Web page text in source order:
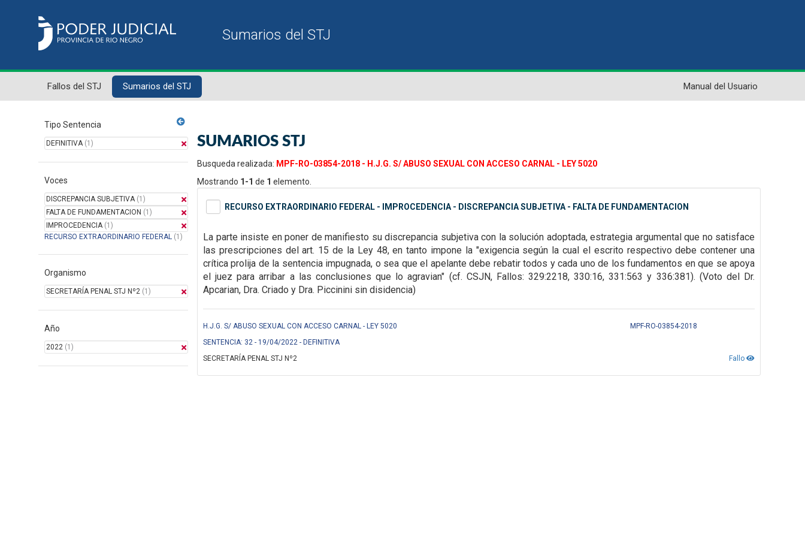
Fallos del STJ Sumarios del STJ Manual del Usuario
Tipo Sentencia
DEFINITIVA(1)
Voces
DISCREPANCIA SUBJETIVA(1)
FALTA DE FUNDAMENTACION (1)
IMPROCEDENCIA(1)
RECURSO EXTRAORDINARIO FEDERAL (1)
Organismo
SECRETARÍA PENAL STJ Nº2 (1)
Año
2022 (1)
SUMARIOS STJ
Busqueda realizada: MPF-RO-03854-2018 - H.J.G. S/ ABUSO SEXUAL CON ACCESO CARNAL - LEY 5020
Mostrando 1-1 de 1 elemento.
RECURSO EXTRAORDINARIO FEDERAL - IMPROCEDENCIA - DISCREPANCIA SUBJETIVA - FALTA DE FUNDAMENTACION
La parte insiste en poner de manifiesto su discrepancia subjetiva con la solución adoptada, estrategia argumental que no satisface
las prescripciones del art. 15 de la Ley 48, en tanto impone la "exigencia según la cual el escrito respectivo debe contener una
crítica prolija de la sentencia impugnada, o sea que el apelantedebe rebatir todos y cada uno de los fundamentos en que se apoya
el juez para arribar a las conclusiones que lo agravian" (cf. CSJN, Fallos: 329:2218, 330:16, 331:563 y 336:381). (Voto del Dr.
Apcarian, Dra. Criado y Dra. Piccinini sin disidencia)
H.J.G. S/ ABUSO SEXUAL CON ACCESO CARNAL - LEY 5020
MPF-RO-03854-2018
SENTENCIA: 32 - 19/04/2022 - DEFINITIVA
Fallo
SECRETARÍA PENAL STJ Nº2